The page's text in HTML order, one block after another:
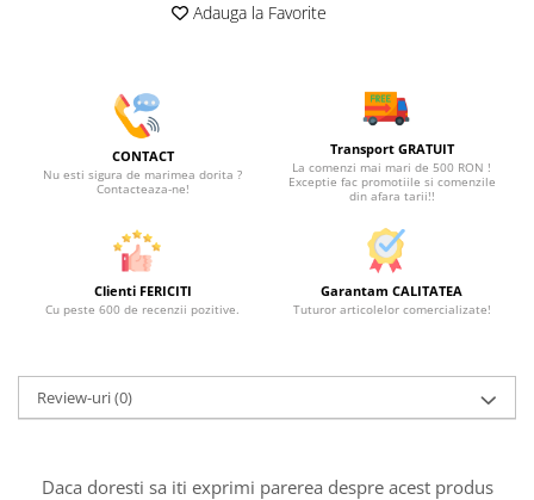
Adauga la Favorite
CONTACT
Nu esti sigura de marimea dorita ?
Contacteaza-ne!
Transport GRATUIT
La comenzi mai mari de 500 RON !
Exceptie fac promotiile si comenzile
din afara tarii!!
Clienti FERICITI
Cu peste 600 de recenzii pozitive.
Garantam CALITATEA
Tuturor articolelor comercializate!
Review-uri(0)
Daca doresti sa iti exprimi parerea despre acest produs